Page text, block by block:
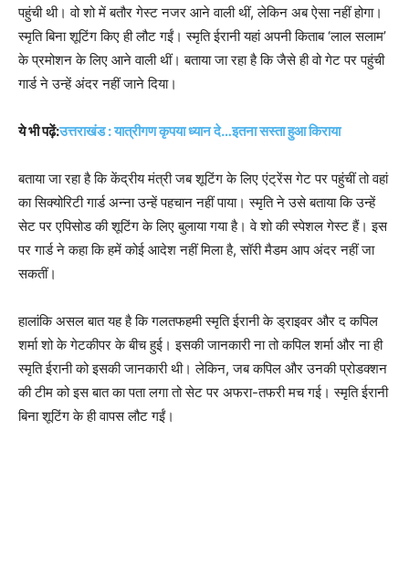
पहुंची थी। वो शो में बतौर गेस्ट नजर आने वाली थीं, लेकिन अब ऐसा नहीं होगा।
स्मृति बिना शूटिंग किए ही लौट गईं। स्मृति ईरानी यहां अपनी किताब ‘लाल सलाम’
के प्रमोशन के लिए आने वाली थीं। बताया जा रहा है कि जैसे ही वो गेट पर पहुंची
गार्ड ने उन्हें अंदर नहीं जाने दिया।
ये भी पढ़ें:उत्तराखंड : यात्रीगण कृपया ध्यान दे…इतना सस्ता हुआ किराया
बताया जा रहा है कि केंद्रीय मंत्री जब शूटिंग के लिए एंट्रेंस गेट पर पहुंचीं तो वहां
का सिक्योरिटी गार्ड अन्ना उन्हें पहचान नहीं पाया। स्मृति ने उसे बताया कि उन्हें
सेट पर एपिसोड की शूटिंग के लिए बुलाया गया है। वे शो की स्पेशल गेस्ट हैं। इस
पर गार्ड ने कहा कि हमें कोई आदेश नहीं मिला है, सॉरी मैडम आप अंदर नहीं जा
सकतीं।
हालांकि असल बात यह है कि गलतफहमी स्मृति ईरानी के ड्राइवर और द कपिल
शर्मा शो के गेटकीपर के बीच हुई। इसकी जानकारी ना तो कपिल शर्मा और ना ही
स्मृति ईरानी को इसकी जानकारी थी। लेकिन, जब कपिल और उनकी प्रोडक्शन
की टीम को इस बात का पता लगा तो सेट पर अफरा-तफरी मच गई। स्मृति ईरानी
बिना शूटिंग के ही वापस लौट गईं।